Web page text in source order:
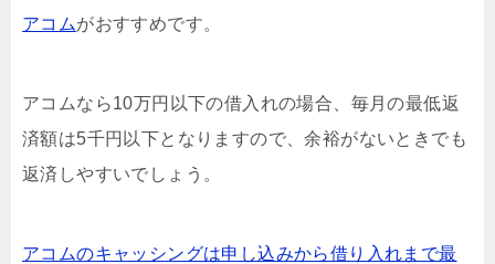
アコムがおすすめです。
アコムなら10万円以下の借入れの場合、毎月の最低返
済額は5千円以下となりますので、余裕がないときでも
返済しやすいでしょう。
アコムのキャッシングは申し込みから借り入れまで最